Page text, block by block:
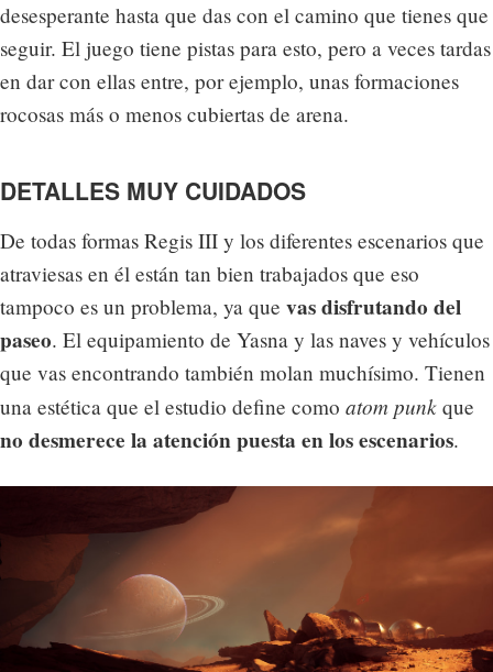
desesperante hasta que das con el camino que tienes que
seguir. El juego tiene pistas para esto, pero a veces tardas
en dar con ellas entre, por ejemplo, unas formaciones
rocosas más o menos cubiertas de arena.
DETALLES MUY CUIDADOS
De todas formas Regis III y los diferentes escenarios que
atraviesas en él están tan bien trabajados que eso
tampoco es un problema, ya que vas disfrutando del
paseo. El equipamiento de Yasna y las naves y vehículos
que vas encontrando también molan muchísimo. Tienen
una estética que el estudio define como atom punk que
no desmerece la atención puesta en los escenarios.